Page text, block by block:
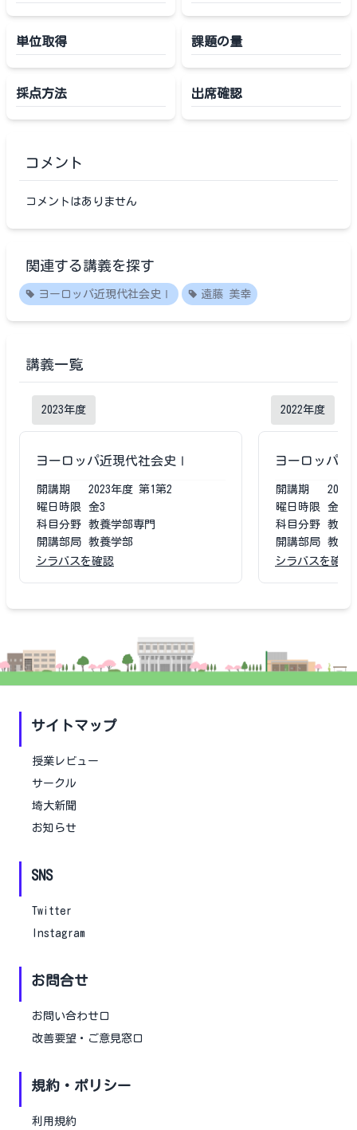
単位取得 課題の量
採点方法 出席確認
コメント
コメントはありません
関連する講義を探す
ヨーロッパ近現代社会史Ⅰ 遠藤 美幸
講義一覧
2023年度
ヨーロッパ近現代社会史Ⅰ
開講期 2023年度 第1第2
曜日時限
金3
科目分野
教養学部専門
開講部局
教養学部
シラバスを確認
2022年度
ヨーロッパ
開講期 2022
曜日時限
金3
科目分野
教養
開講部局
教養
シラバスを確認
サイトマップ
授業レビュー
サークル
埼大新聞
お知らせ
SNS
Twitter
Instagram
お問合せ
お問い合わせ口
改善要望・ご意見窓口
規約・ポリシー
利用規約